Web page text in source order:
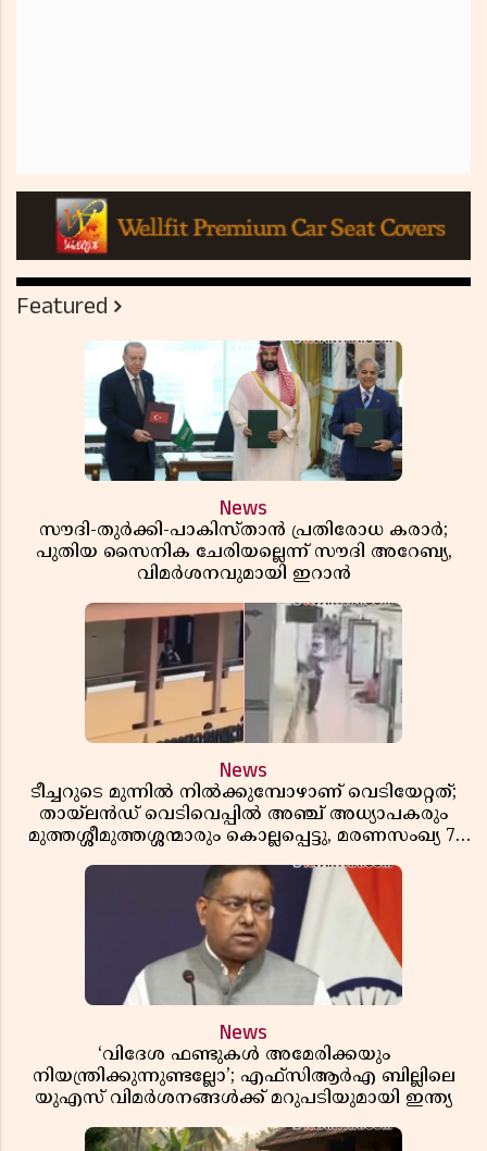
Featured
News
സൗദി-തുർക്കി-പാകിസ്താൻ പ്രതിരോധ കരാർ;
പുതിയ സൈനിക ചേരിയല്ലെന്ന് സൗദി അറേബ്യ,
വിമർശനവുമായി ഇറാൻ
News
ടീച്ചറുടെ മുന്നിൽ നിൽക്കുമ്പോഴാണ് വെടിയേറ്റത്;
തായ്‌ലൻഡ് വെടിവെപ്പിൽ അഞ്ച് അധ്യാപകരും
മുത്തശ്ശീമുത്തശ്ശന്മാരും കൊല്ലപ്പെട്ടു, മരണസംഖ്യ 7;
News
‘വിദേശ ഫണ്ടുകൾ അമേരിക്കയും
നിയന്ത്രിക്കുന്നുണ്ടല്ലോ’; എഫ്സിആർഎ ബില്ലിലെ
യുഎസ് വിമർശനങ്ങൾക്ക് മറുപടിയുമായി ഇന്ത്യ